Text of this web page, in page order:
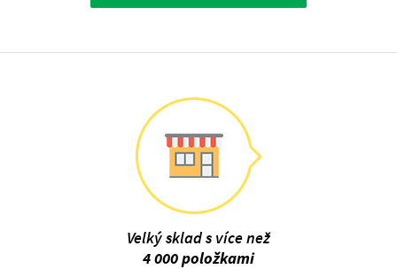
Velký sklad s více než
4 000 položkami